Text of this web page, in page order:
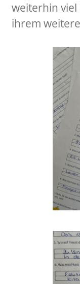
weiterhin
ihrem